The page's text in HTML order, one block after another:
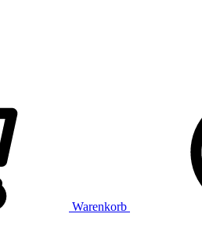
Warenkorb